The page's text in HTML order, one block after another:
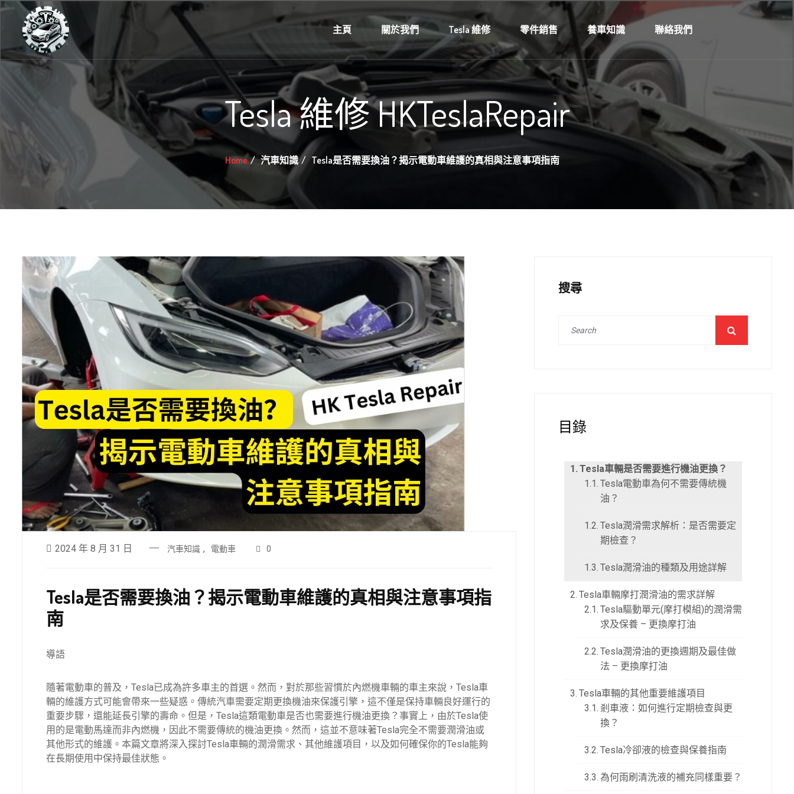
主頁 關於我們 Tesla 維修 零件銷售 養車知識 聯絡我們
Tesla 維修 HKTeslaRepair
Home 汽車知識 Tesla是否需要換油？揭示電動車維護的真相與注意事項指南
2024 年 8 月 31 日 汽車知識 , 電動車 0
Tesla是否需要換油？揭示電動車維護的真相與注意事項指
南
導語
隨著電動車的普及，Tesla已成為許多車主的首選。然而，對於那些習慣於內燃機車輛的車主來說，Tesla車
輛的維護方式可能會帶來一些疑惑。傳統汽車需要定期更換機油來保護引擎，這不僅是保持車輛良好運行的
重要步驟，還能延長引擎的壽命。但是，Tesla這類電動車是否也需要進行機油更換？事實上，由於Tesla使
用的是電動馬達而非內燃機，因此不需要傳統的機油更換。然而，這並不意味著Tesla完全不需要潤滑油或
其他形式的維護。本篇文章將深入探討Tesla車輛的潤滑需求、其他維護項目，以及如何確保你的Tesla能夠
在長期使用中保持最佳狀態。
搜尋
目錄
Tesla車輛是否需要進行機油更換？
Tesla電動車為何不需要傳統機
油？
Tesla潤滑需求解析：是否需要定
期檢查？
Tesla潤滑油的種類及用途詳解
Tesla車輛摩打潤滑油的需求詳解
Tesla驅動單元(摩打模組)的潤滑需
求及保養 – 更換摩打油
Tesla潤滑油的更換週期及最佳做
法 – 更換摩打油
Tesla車輛的其他重要維護項目
剎車液：如何進行定期檢查與更
換？
Tesla冷卻液的檢查與保養指南
為何雨刷清洗液的補充同樣重要？